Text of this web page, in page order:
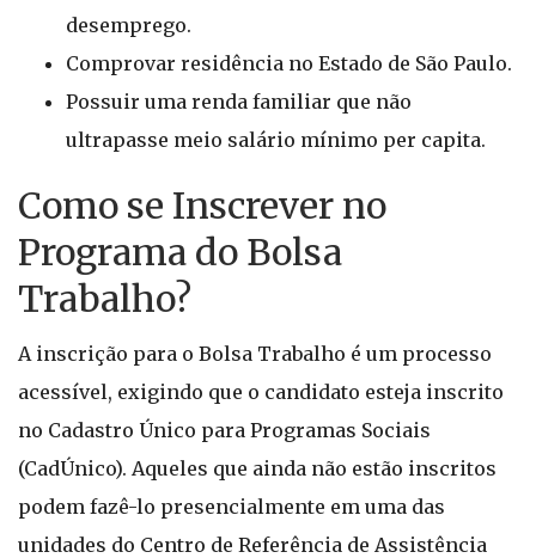
desemprego.
Comprovar residência no Estado de São Paulo.
Possuir uma renda familiar que não
ultrapasse meio salário mínimo per capita.
Como se Inscrever no
Programa do Bolsa
Trabalho?
A inscrição para o Bolsa Trabalho é um processo
acessível, exigindo que o candidato esteja inscrito
no Cadastro Único para Programas Sociais
(CadÚnico). Aqueles que ainda não estão inscritos
podem fazê-lo presencialmente em uma das
unidades do Centro de Referência de Assistência